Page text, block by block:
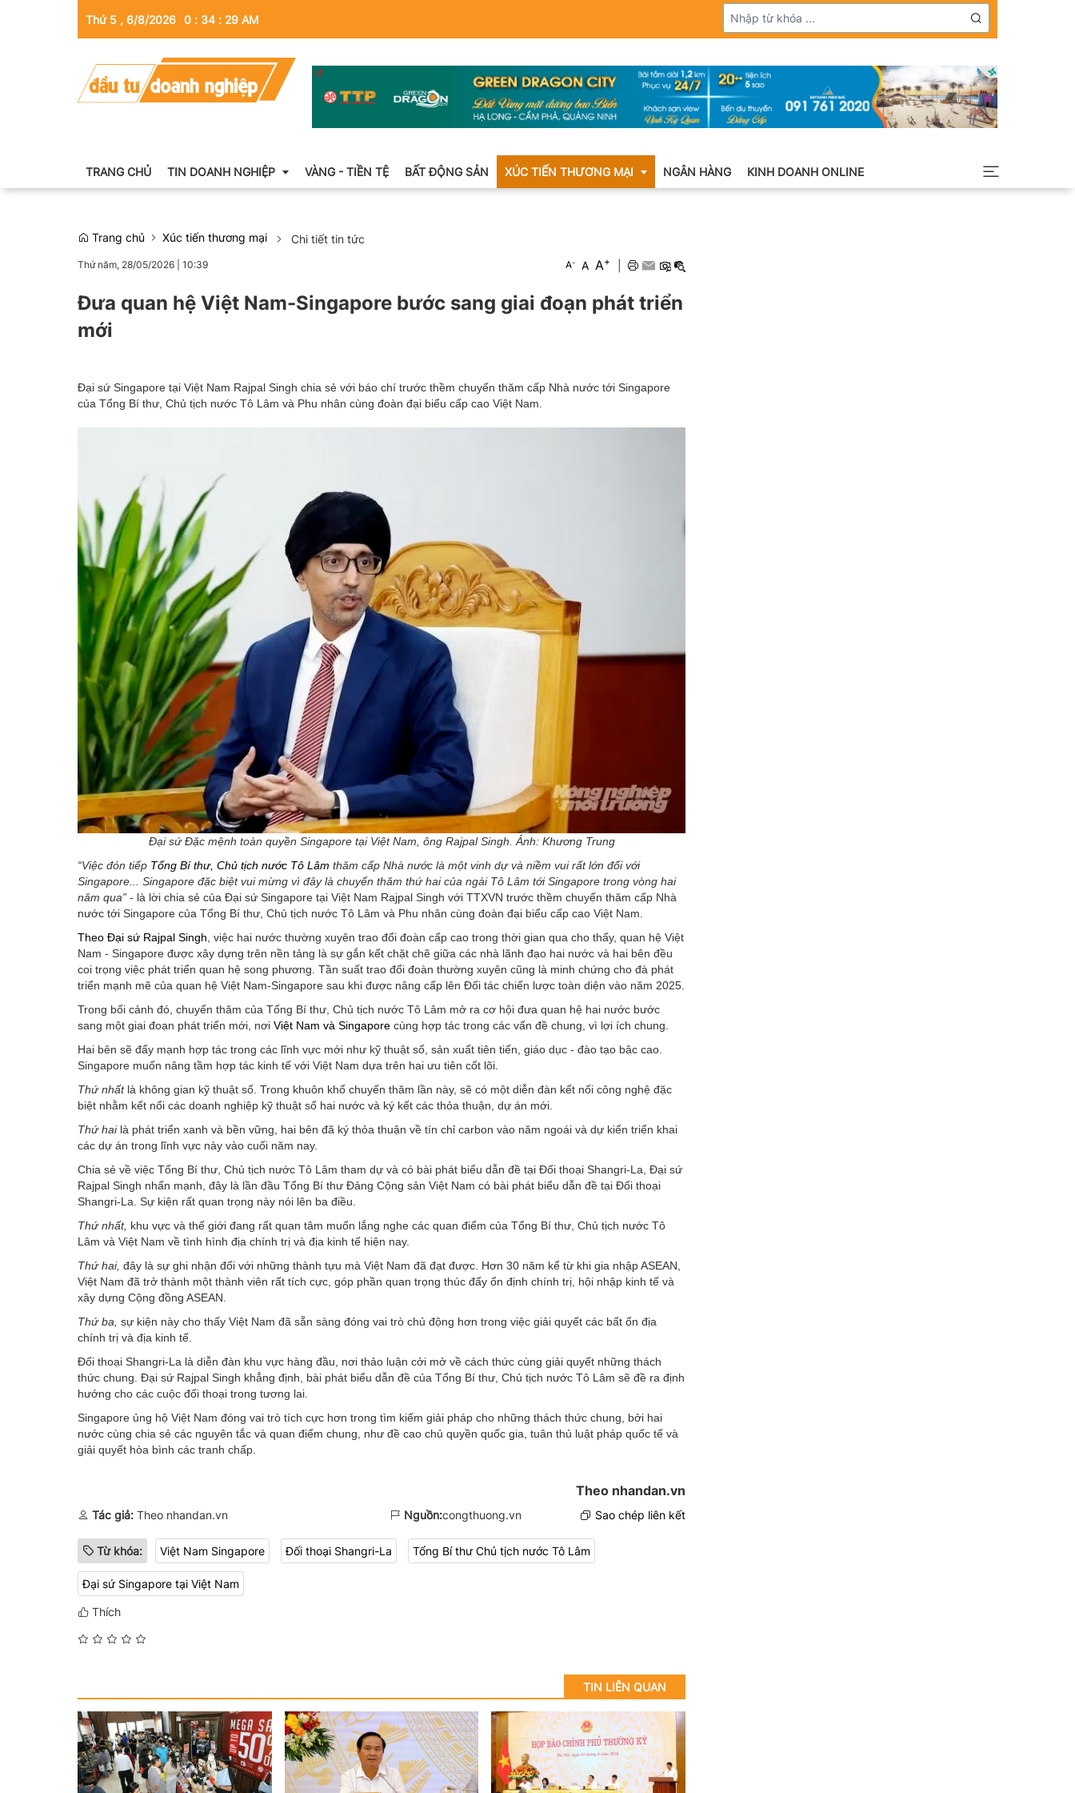
Thứ 5 , 6/8/2026 0 : 34 : 30 AM
TRANG CHỦ TIN DOANH NGHIỆP
Thông tin doanh nghiệp
Kinh tế tài chính
VÀNG - TIỀN TỆ BẤT ĐỘNG SẢN XÚC TIẾN THƯƠNG MẠI
Hội chợ triển lãm
NGÂN HÀNG KINH DOANH ONLINE
Trang chủ Xúc tiến thương mại Chi tiết tin tức
Thứ năm, 28/05/2026 10:39 A- A A+
Đưa quan hệ Việt Nam-Singapore bước sang giai đoạn phát triển
mới
Đại sứ Singapore tại Việt Nam Rajpal Singh chia sẻ với báo chí trước thềm chuyến thăm cấp Nhà nước tới Singapore
của Tổng Bí thư, Chủ tịch nước Tô Lâm và Phu nhân cùng đoàn đại biểu cấp cao Việt Nam.
Đại sứ Đặc mệnh toàn quyền Singapore tại Việt Nam, ông Rajpal Singh. Ảnh: Khương Trung
“Việc đón tiếp Tổng Bí thư, Chủ tịch nước Tô Lâm thăm cấp Nhà nước là một vinh dự và niềm vui rất lớn đối với
Singapore... Singapore đặc biệt vui mừng vì đây là chuyến thăm thứ hai của ngài Tô Lâm tới Singapore trong vòng hai
năm qua” - là lời chia sẻ của Đại sứ Singapore tại Việt Nam Rajpal Singh với TTXVN trước thềm chuyến thăm cấp Nhà
nước tới Singapore của Tổng Bí thư, Chủ tịch nước Tô Lâm và Phu nhân cùng đoàn đại biểu cấp cao Việt Nam.
Theo Đại sứ Rajpal Singh, việc hai nước thường xuyên trao đổi đoàn cấp cao trong thời gian qua cho thấy, quan hệ Việt
Nam - Singapore được xây dựng trên nền tảng là sự gắn kết chặt chẽ giữa các nhà lãnh đạo hai nước và hai bên đều
coi trọng việc phát triển quan hệ song phương. Tần suất trao đổi đoàn thường xuyên cũng là minh chứng cho đà phát
triển mạnh mẽ của quan hệ Việt Nam-Singapore sau khi được nâng cấp lên Đối tác chiến lược toàn diện vào năm 2025.
Trong bối cảnh đó, chuyến thăm của Tổng Bí thư, Chủ tịch nước Tô Lâm mở ra cơ hội đưa quan hệ hai nước bước
sang một giai đoạn phát triển mới, nơi Việt Nam và Singapore cùng hợp tác trong các vấn đề chung, vì lợi ích chung.
Hai bên sẽ đẩy mạnh hợp tác trong các lĩnh vực mới như kỹ thuật số, sản xuất tiên tiến, giáo dục - đào tạo bậc cao.
Singapore muốn nâng tầm hợp tác kinh tế với Việt Nam dựa trên hai ưu tiên cốt lõi.
Thứ nhấtlà không gian kỹ thuật số. Trong khuôn khổ chuyến thăm lần này, sẽ có một diễn đàn kết nối công nghệ đặc
biệt nhằm kết nối các doanh nghiệp kỹ thuật số hai nước và ký kết các thỏa thuận, dự án mới.
Thứ hailà phát triển xanh và bền vững, hai bên đã ký thỏa thuận về tín chỉ carbon vào năm ngoái và dự kiến triển khai
các dự án trong lĩnh vực này vào cuối năm nay.
Chia sẻ về việc Tổng Bí thư, Chủ tịch nước Tô Lâm tham dự và có bài phát biểu dẫn đề tại Đối thoại Shangri-La, Đại sứ
Rajpal Singh nhấn mạnh, đây là lần đầu Tổng Bí thư Đảng Cộng sản Việt Nam có bài phát biểu dẫn đề tại Đối thoại
Shangri-La. Sự kiện rất quan trọng này nói lên ba điều.
Thứ nhất, khu vực và thế giới đang rất quan tâm muốn lắng nghe các quan điểm của Tổng Bí thư, Chủ tịch nước Tô
Lâm và Việt Nam về tình hình địa chính trị và địa kinh tế hiện nay.
Thứ hai, đây là sự ghi nhận đối với những thành tựu mà Việt Nam đã đạt được. Hơn 30 năm kể từ khi gia nhập ASEAN,
Việt Nam đã trở thành một thành viên rất tích cực, góp phần quan trọng thúc đẩy ổn định chính trị, hội nhập kinh tế và
xây dựng Cộng đồng ASEAN.
Thứ ba, sự kiện này cho thấy Việt Nam đã sẵn sàng đóng vai trò chủ động hơn trong việc giải quyết các bất ổn địa
chính trị và địa kinh tế.
Đối thoại Shangri-La là diễn đàn khu vực hàng đầu, nơi thảo luận cởi mở về cách thức cùng giải quyết những thách
thức chung. Đại sứ Rajpal Singh khẳng định, bài phát biểu dẫn đề của Tổng Bí thư, Chủ tịch nước Tô Lâm sẽ đề ra định
hướng cho các cuộc đối thoại trong tương lai.
Singapore ủng hộ Việt Nam đóng vai trò tích cực hơn trong tìm kiếm giải pháp cho những thách thức chung, bởi hai
nước cùng chia sẻ các nguyên tắc và quan điểm chung, như đề cao chủ quyền quốc gia, tuân thủ luật pháp quốc tế và
giải quyết hòa bình các tranh chấp.
Theo nhandan.vn
Tác giả: Theo nhandan.vn Nguồn:congthuong.vn Sao chép liên kết
Từ khóa: Việt Nam Singapore Đối thoại Shangri-La Tổng Bí thư Chủ tịch nước Tô Lâm
Đại sứ Singapore tại Việt Nam
Thích
TIN LIÊN QUAN